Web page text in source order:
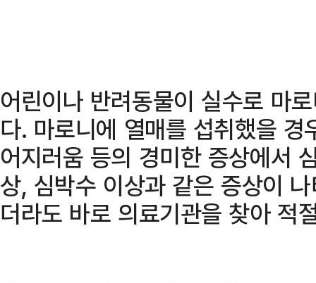
어린이나 반려동물이 실수로 마
다. 마로니에 열매를 섭취했을
어지러움 등의 경미한 증상에서
상, 심박수 이상과 같은 증상이
더라도 바로 의료기관을 찾아 적